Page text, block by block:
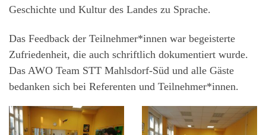
Geschichte und Kultur des Landes zu Sprache.
Das Feedback der Teilnehmer*innen war begeisterte
Zufriedenheit, die auch schriftlich dokumentiert wurde.
Das AWO Team STT Mahlsdorf-Süd und alle Gäste
bedanken sich bei Referenten und Teilnehmer*innen.